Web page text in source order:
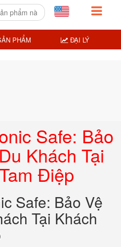
Safe: Bảo
Khách Tại
Điệp
Safe: Bảo Vệ
Tại Khách
PHẨM ĐẠI LÝ